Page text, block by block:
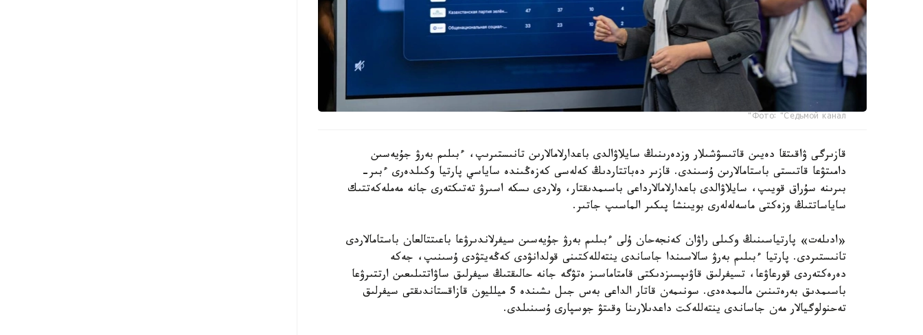
Фото: "Седьмой канал"
قازىرگى ۋاقىتقا دەيىن قاتىسۋشىلار وزدەرىنىڭ سايلاۋالدى باعدارلامالارىن تانىستىرىپ، ءبىلىم بەرۋ جۇيەسىن
دامىتۋعا قاتىستى باستامالارىن ۇسىندى. قازىر دەباتتاردىڭ كەلەسى كەزەڭىندە ساياسي پارتيا وكىلدەرى ءبىر-
بىرىنە سۇراق قويىپ، سايلاۋالدى باعدارلامالارداعى باسىمدىقتار، ولاردى ىسكە اسىرۋ تەتىكتەرى جانە مەملەكەتتىك
ساياساتتىڭ وزەكتى ماسەلەلەرى بويىنشا پىكىر الماسىپ جاتىر.
«ادىلەت» پارتياسىنىڭ وكىلى راۋان كەنجەحان ۇلى ءبىلىم بەرۋ جۇيەسىن سيفرلاندىرۋعا باعىتتالعان باستامالاردى
تانىستىردى. پارتيا ءبىلىم بەرۋ سالاسىندا جاساندى ينتەللەكتىنى قولدانۋدى كەڭەيتۋدى ۇسىنىپ، جەكە
دەرەكتەردى قورعاۋعا، تسيفرلىق قاۋىپسىزدىكتى قامتاماسىز ەتۋگە جانە حالىقتىڭ سيفرلىق ساۋاتتىلىعىن ارتتىرۋعا
باسىمدىق بەرەتىنىن مالىمدەدى. سونىمەن قاتار الداعى بەس جىل ىشىندە 5 ميلليون قازاقستاندىقتى سيفرلىق
تەحنولوگيالار مەن جاساندى ينتەللەكت داعدىلارىنا وقىتۋ جوسپارى ۇسىنىلدى.